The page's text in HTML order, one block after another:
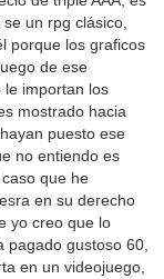
un rpg clásico,
porque los graficos
de ese
le importan los
mostrado hacia
puesto ese
no entiendo es
que he
en su derecho
yo creo que lo
gustoso 60,
en un videojuego,